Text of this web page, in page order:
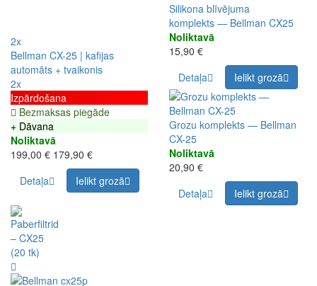
2x
Bellman CX-25 | kafijas
automāts + tvaikonis
2x
Izpārdošana
Bezmaksas piegāde
+ Dāvana
Noliktavā
199,00 € 179,90 €
Detaļa
Ielikt grozā
Silikona blīvējuma
komplekts — Bellman CX25
Noliktavā
15,90 €
Detaļa
Ielikt grozā
Grozu komplekts — Bellman
CX-25
Noliktavā
20,90 €
Detaļa
Ielikt grozā